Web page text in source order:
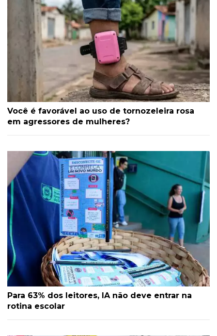
Você é favorável ao uso de tornozeleira rosa
em agressores de mulheres?
Para 63% dos leitores, IA não deve entrar na
rotina escolar